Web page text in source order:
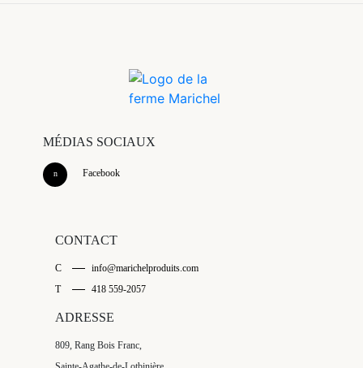
MÉDIAS SOCIAUX
Facebook
CONTACT
C
info@marichelproduits.com
T
418 559-2057
ADRESSE
809, Rang Bois Franc,